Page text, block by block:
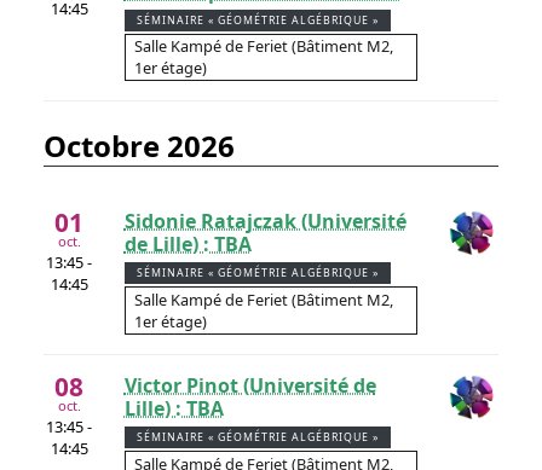
14:45
SÉMINAIRE « GÉOMÉTRIE ALGÉBRIQUE »
Salle Kampé de Feriet (Bâtiment M2,
1er étage)
octobre 2026
01
oct.
13:45 -
14:45
Sidonie Ratajczak (Université
de Lille) : TBA
SÉMINAIRE « GÉOMÉTRIE ALGÉBRIQUE »
Salle Kampé de Feriet (Bâtiment M2,
1er étage)
08
oct.
13:45 -
14:45
Victor Pinot (Université de
Lille) : TBA
SÉMINAIRE « GÉOMÉTRIE ALGÉBRIQUE »
Salle Kampé de Feriet (Bâtiment M2,